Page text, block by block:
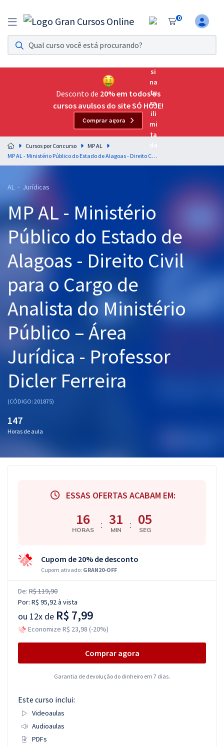
0
Assinatura Ilimitada 11
Acesso a todos os cursos. Teste grátis por 7 dias!
Assinatura OAB Até Passar
Acesso ilimitado a toda preparação para o Exame da
Residências Multiprofissionais
Preparação completa e intensiva para as principais
residências em saúde do Brasil
Cursos 20% OFF
Pós
Graduação
OAB
Mentorias
Questões grátis
Conteúdo gratuito
Aprovados
Desconto de 20% em todos os
cursos avulsos do site SÓ HOJE!
Comprar agora
Cursos por Concurso
MP AL
MP AL - Ministério Público do Estado de Alagoas - Direito Civil para o Cargo de Analista do Ministério Público – Área Jurídica - Professor Dicler Ferreira
AL - Jurídicas
MP AL - Ministério
Público do Estado de
Alagoas - Direito Civil
para o Cargo de
Analista do Ministério
Público – Área
Jurídica - Professor
Dicler Ferreira
(CÓDIGO: 201875)
147
Horas de aula
ESSAS OFERTAS ACABAM EM:
16
HORAS : 31
MIN : 04
SEG
Cupom de 20% de desconto
Cupom ativado: GRAN20-OFF
De: R$ 119,90
Por: R$ 95,92à vista
ou 12x de R$ 7,99
Economize R$ 23,98 (-20%)
Comprar agora
Garantia de devolução do dinheiro em 7 dias.
Este curso inclui:
Videoaulas
Audioaulas
PDFs